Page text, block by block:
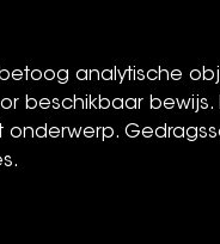
analytische
beschikbaar